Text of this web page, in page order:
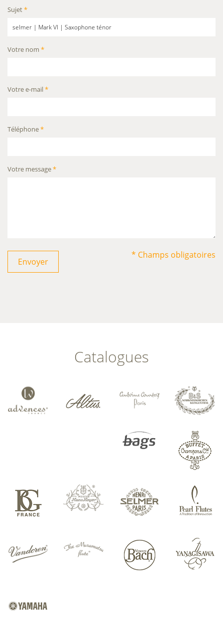
Sujet*
Votre nom *
Votre e-mail*
Téléphone*
Votre message*
Envoyer
* Champs obligatoires
Catalogues